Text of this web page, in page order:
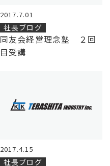
2017.7.01
社長ブログ
同友会経営理念塾 ２回
目受講
2017.4.15
社長ブログ